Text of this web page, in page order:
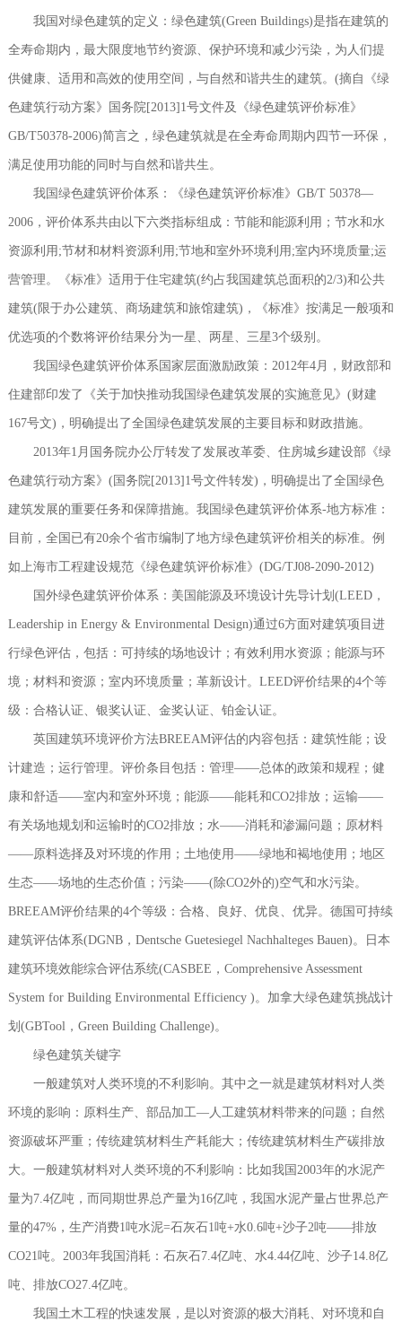
我国对绿色建筑的定义：绿色建筑(Green Buildings)是指在建筑的
全寿命期内，最大限度地节约资源、保护环境和减少污染，为人们提
供健康、适用和高效的使用空间，与自然和谐共生的建筑。(摘自《绿
色建筑行动方案》国务院[2013]1号文件及《绿色建筑评价标准》
GB/T50378-2006)简言之，绿色建筑就是在全寿命周期内四节一环保，
满足使用功能的同时与自然和谐共生。
我国绿色建筑评价体系：《绿色建筑评价标准》GB/T 50378—
2006，评价体系共由以下六类指标组成：节能和能源利用；节水和水
资源利用;节材和材料资源利用;节地和室外环境利用;室内环境质量;运
营管理。《标准》适用于住宅建筑(约占我国建筑总面积的2/3)和公共
建筑(限于办公建筑、商场建筑和旅馆建筑)，《标准》按满足一般项和
优选项的个数将评价结果分为一星、两星、三星3个级别。
我国绿色建筑评价体系国家层面激励政策：2012年4月，财政部和
住建部印发了《关于加快推动我国绿色建筑发展的实施意见》(财建
167号文)，明确提出了全国绿色建筑发展的主要目标和财政措施。
2013年1月国务院办公厅转发了发展改革委、住房城乡建设部《绿
色建筑行动方案》(国务院[2013]1号文件转发)，明确提出了全国绿色
建筑发展的重要任务和保障措施。我国绿色建筑评价体系-地方标准：
目前，全国已有20余个省市编制了地方绿色建筑评价相关的标准。例
如上海市工程建设规范《绿色建筑评价标准》(DG/TJ08-2090-2012)
国外绿色建筑评价体系：美国能源及环境设计先导计划(LEED，
Leadership in Energy & Environmental Design)通过6方面对建筑项目进
行绿色评估，包括：可持续的场地设计；有效利用水资源；能源与环
境；材料和资源；室内环境质量；革新设计。LEED评价结果的4个等
级：合格认证、银奖认证、金奖认证、铂金认证。
英国建筑环境评价方法BREEAM评估的内容包括：建筑性能；设
计建造；运行管理。评价条目包括：管理——总体的政策和规程；健
康和舒适——室内和室外环境；能源——能耗和CO2排放；运输——
有关场地规划和运输时的CO2排放；水——消耗和渗漏问题；原材料
——原料选择及对环境的作用；土地使用——绿地和褐地使用；地区
生态——场地的生态价值；污染——(除CO2外的)空气和水污染。
BREEAM评价结果的4个等级：合格、良好、优良、优异。德国可持续
建筑评估体系(DGNB，Dentsche Guetesiegel Nachhalteges Bauen)。日本
建筑环境效能综合评估系统(CASBEE，Comprehensive Assessment
System for Building Environmental Efficiency )。加拿大绿色建筑挑战计
划(GBTool，Green Building Challenge)。
绿色建筑关键字
一般建筑对人类环境的不利影响。其中之一就是建筑材料对人类
环境的影响：原料生产、部品加工—人工建筑材料带来的问题；自然
资源破坏严重；传统建筑材料生产耗能大；传统建筑材料生产碳排放
大。一般建筑材料对人类环境的不利影响：比如我国2003年的水泥产
量为7.4亿吨，而同期世界总产量为16亿吨，我国水泥产量占世界总产
量的47%，生产消费1吨水泥=石灰石1吨+水0.6吨+沙子2吨——排放
CO21吨。2003年我国消耗：石灰石7.4亿吨、水4.44亿吨、沙子14.8亿
吨、排放CO27.4亿吨。
我国土木工程的快速发展，是以对资源的极大消耗、对环境和自